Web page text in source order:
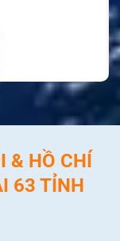
& HỒ CHÍ
63 TỈNH